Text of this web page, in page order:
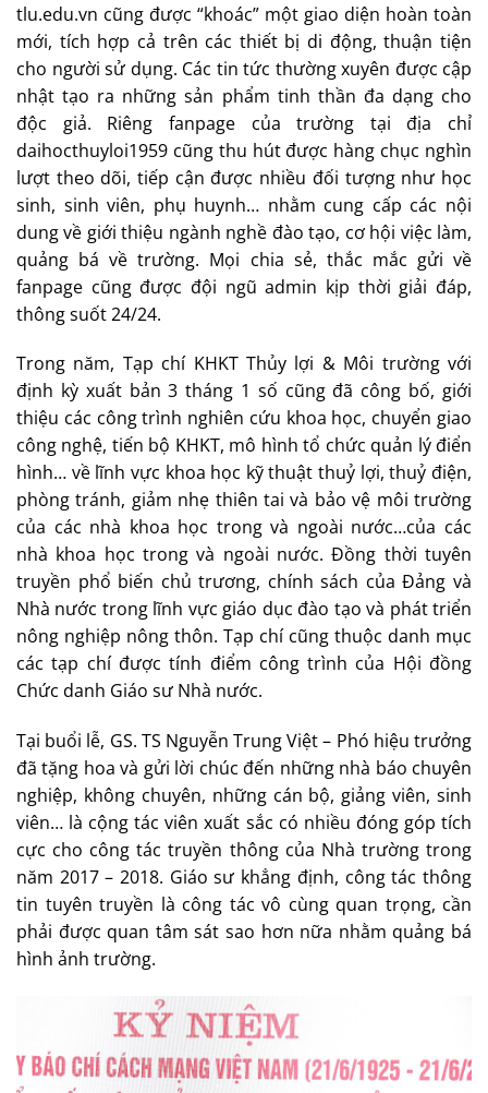
tlu.edu.vn cũng được “khoác” một giao diện hoàn toàn
mới, tích hợp cả trên các thiết bị di động, thuận tiện
cho người sử dụng. Các tin tức thường xuyên được cập
nhật tạo ra những sản phẩm tinh thần đa dạng cho
độc giả. Riêng fanpage của trường tại địa chỉ
daihocthuyloi1959 cũng thu hút được hàng chục nghìn
lượt theo dõi, tiếp cận được nhiều đối tượng như học
sinh, sinh viên, phụ huynh… nhằm cung cấp các nội
dung về giới thiệu ngành nghề đào tạo, cơ hội việc làm,
quảng bá về trường. Mọi chia sẻ, thắc mắc gửi về
fanpage cũng được đội ngũ admin kịp thời giải đáp,
thông suốt 24/24.
Trong năm, Tạp chí KHKT Thủy lợi & Môi trường với
định kỳ xuất bản 3 tháng 1 số cũng đã công bố, giới
thiệu các công trình nghiên cứu khoa học, chuyển giao
công nghệ, tiến bộ KHKT, mô hình tổ chức quản lý điển
hình… về lĩnh vực khoa học kỹ thuật thuỷ lợi, thuỷ điện,
phòng tránh, giảm nhẹ thiên tai và bảo vệ môi trường
của các nhà khoa học trong và ngoài nước…của các
nhà khoa học trong và ngoài nước. Đồng thời tuyên
truyền phổ biến chủ trương, chính sách của Đảng và
Nhà nước trong lĩnh vực giáo dục đào tạo và phát triển
nông nghiệp nông thôn. Tạp chí cũng thuộc danh mục
các tạp chí được tính điểm công trình của Hội đồng
Chức danh Giáo sư Nhà nước.
Tại buổi lễ, GS. TS Nguyễn Trung Việt – Phó hiệu trưởng
đã tặng hoa và gửi lời chúc đến những nhà báo chuyên
nghiệp, không chuyên, những cán bộ, giảng viên, sinh
viên… là cộng tác viên xuất sắc có nhiều đóng góp tích
cực cho công tác truyền thông của Nhà trường trong
năm 2017 – 2018. Giáo sư khẳng định, công tác thông
tin tuyên truyền là công tác vô cùng quan trọng, cần
phải được quan tâm sát sao hơn nữa nhằm quảng bá
hình ảnh trường.